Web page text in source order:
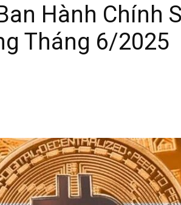
Hành Chính
Tháng 6/2025